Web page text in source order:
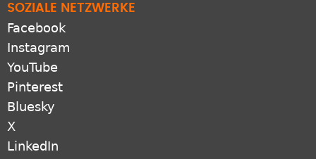
SOZIALE NETZWERKE
Facebook
Instagram
YouTube
Pinterest
Bluesky
X
LinkedIn